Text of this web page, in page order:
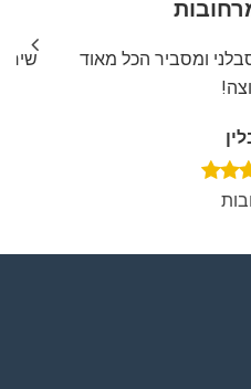
ומסביר הכל מאוד